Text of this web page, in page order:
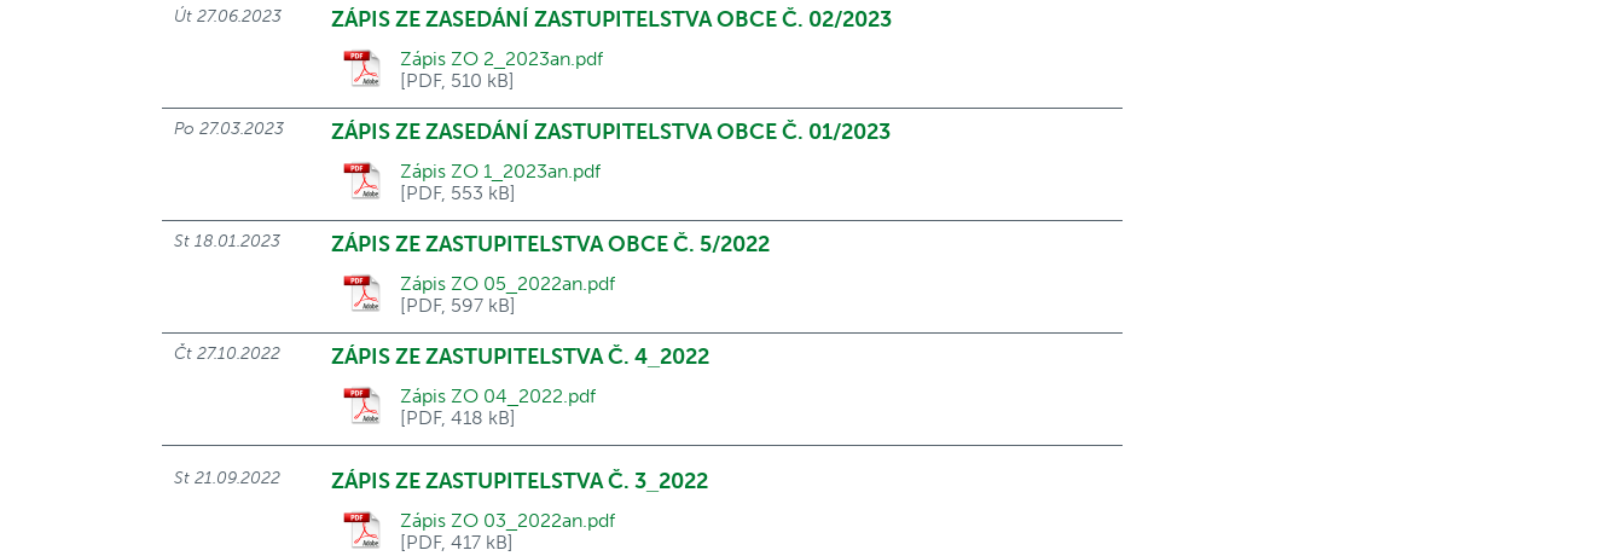
Út 27.06.2023 ZÁPIS ZE ZASEDÁNÍ ZASTUPITELSTVA OBCE Č. 02/2023
Zápis ZO 2_2023an.pdf
[PDF, 510 kB]
Po 27.03.2023 ZÁPIS ZE ZASEDÁNÍ ZASTUPITELSTVA OBCE Č. 01/2023
Zápis ZO 1_2023an.pdf
[PDF, 553 kB]
St 18.01.2023 ZÁPIS ZE ZASTUPITELSTVA OBCE Č. 5/2022
Zápis ZO 05_2022an.pdf
[PDF, 597 kB]
Čt 27.10.2022 ZÁPIS ZE ZASTUPITELSTVA Č. 4_2022
Zápis ZO 04_2022.pdf
[PDF, 418 kB]
St 21.09.2022 ZÁPIS ZE ZASTUPITELSTVA Č. 3_2022
Zápis ZO 03_2022an.pdf
[PDF, 417 kB]